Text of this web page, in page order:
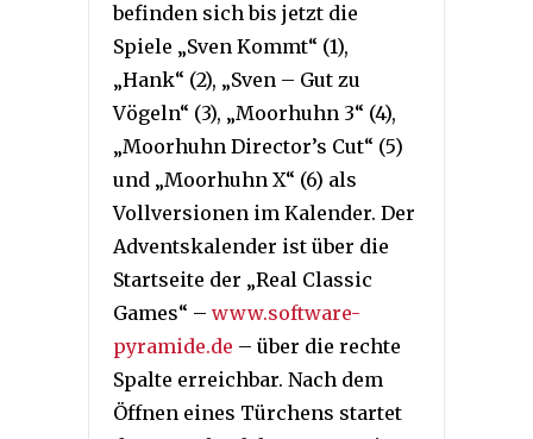
befinden sich bis jetzt die
Spiele „Sven Kommt“ (1),
„Hank“ (2), „Sven – Gut zu
Vögeln“ (3), „Moorhuhn 3“ (4),
„Moorhuhn Director’s Cut“ (5)
und „Moorhuhn X“ (6) als
Vollversionen im Kalender. Der
Adventskalender ist über die
Startseite der „Real Classic
Games“ – www.software-
pyramide.de – über die rechte
Spalte erreichbar. Nach dem
Öffnen eines Türchens startet